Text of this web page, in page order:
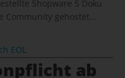
Shopware 5 Doku
Community gehostet…
EOL
ab